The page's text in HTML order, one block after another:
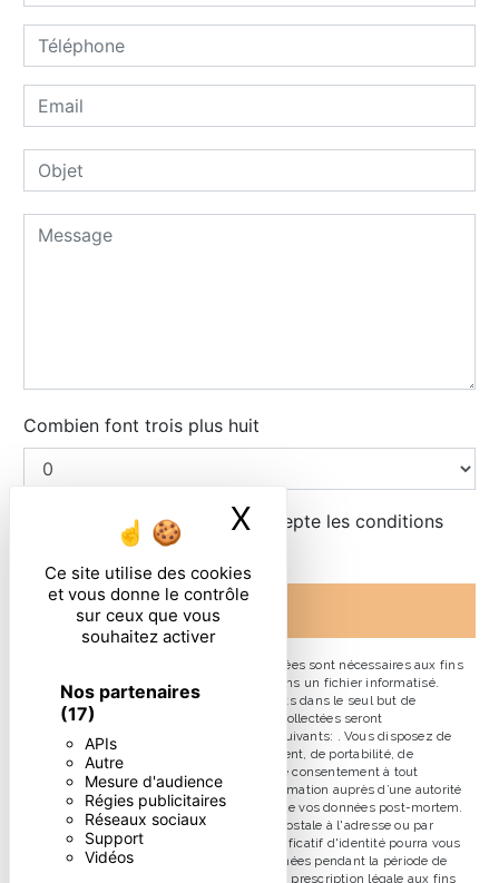
Ce site utilise des cookies
et vous donne le contrôle
sur ceux que vous
souhaitez activer
Nos partenaires
(17)
APIs
Autre
Mesure d'audience
Régies publicitaires
Réseaux sociaux
Support
Vidéos
X Masquer le
Combien font trois plus huit
En cochant cette case, j'accepte les conditions
particulières ci-dessous **
ENVOYER
** Les données personnelles communiquées sont nécessaires aux fins
de vous contacter et sont enregistrées dans un fichier informatisé.
Elles sont destinées à et ses sous-traitants dans le seul but de
répondre à votre message. Les données collectées seront
communiquées aux seuls destinataires suivants: . Vous disposez de
droits d’accès, de rectification, d’effacement, de portabilité, de
limitation, d’opposition, de retrait de votre consentement à tout
moment et du droit d’introduire une réclamation auprès d’une autorité
de contrôle, ainsi que d’organiser le sort de vos données post-mortem.
Vous pouvez exercer ces droits par voie postale à l'adresse ou par
courrier électronique à l'adresse . Un justificatif d'identité pourra vous
être demandé. Nous conservons vos données pendant la période de
prise de contact puis pendant la durée de prescription légale aux fins